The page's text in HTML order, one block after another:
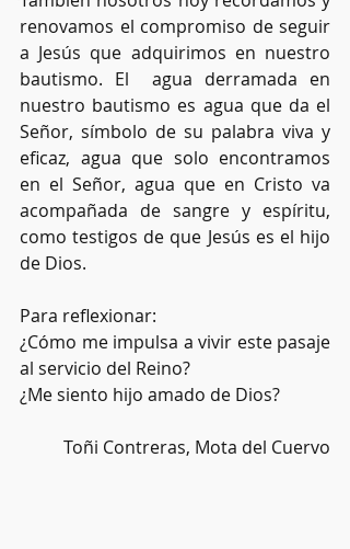
renovamos el compromiso de seguir
a Jesús que adquirimos en nuestro
bautismo. El  agua derramada en
nuestro bautismo es agua que da el
Señor, símbolo de su palabra viva y
eficaz, agua que solo encontramos
en el Señor, agua que en Cristo va
acompañada de sangre y espíritu,
como testigos de que Jesús es el hijo
de Dios.
Para reflexionar:
¿Cómo me impulsa a vivir este pasaje
al servicio del Reino?
¿Me siento hijo amado de Dios?
Toñi Contreras, Mota del Cuervo